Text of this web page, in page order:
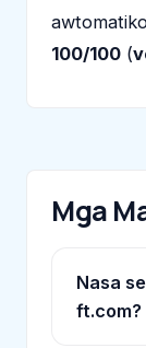
100/100 (
Mga
Nasa
ft.com?